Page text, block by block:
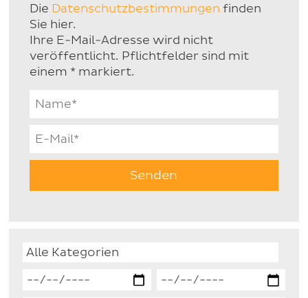
Die Datenschutzbestimmungen finden
Sie hier.
Ihre E-Mail-Adresse wird nicht
veröffentlicht. Pflichtfelder sind mit
einem * markiert.